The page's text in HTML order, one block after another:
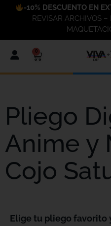
-10% DESCUENTO EN
REVISAR ARCHIVOS
0
Pliego
Anime y
Cojo
Elige tu pliego favorito